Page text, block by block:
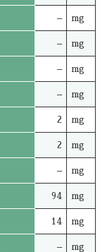
– mg
– mg
– mg
– mg
2 mg
2 mg
– mg
94 mg
14 mg
– mg